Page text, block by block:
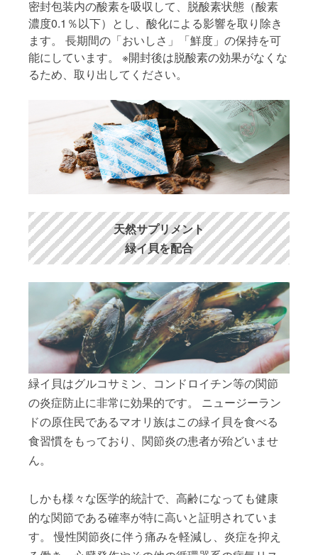
密封包装内の酸素を吸収して、脱酸素状態（酸素
濃度0.1％以下）とし、酸化による影響を取り除き
ます。 長期間の「おいしさ」「鮮度」の保持を可
能にしています。 ※開封後は脱酸素の効果がなくな
るため、取り出してください。
天然サプリメント
緑イ貝を配合
緑イ貝はグルコサミン、コンドロイチン等の関節
の炎症防止に非常に効果的です。 ニュージーラン
ドの原住民であるマオリ族はこの緑イ貝を食べる
食習慣をもっており、関節炎の患者が殆どいませ
ん。
しかも様々な医学的統計で、高齢になっても健康
的な関節である確率が特に高いと証明されていま
す。 慢性関節炎に伴う痛みを軽減し、炎症を抑え